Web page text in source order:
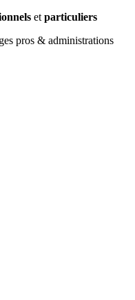
et particuliers
pros & administrations